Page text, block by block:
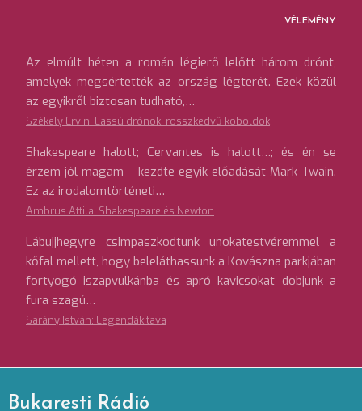
VÉLEMÉNY
Az elmúlt héten a román légierő lelőtt három drónt,
amelyek megsértették az ország légterét. Ezek közül
az egyikről biztosan tudható,…
Székely Ervin: Lassú drónok, rosszkedvű koboldok
Shakespeare halott; Cervantes is halott…; és én se
érzem jól magam – kezdte egyik előadását Mark Twain.
Ez az irodalomtörténeti…
Ambrus Attila: Shakespeare és Newton
Lábujjhegyre csimpaszkodtunk unokatestvéremmel a
kőfal mellett, hogy beleláthassunk a Kovászna parkjában
fortyogó iszapvulkánba és apró kavicsokat dobjunk a
fura szagú…
Sarány István: Legendák tava
Bukaresti Rádió